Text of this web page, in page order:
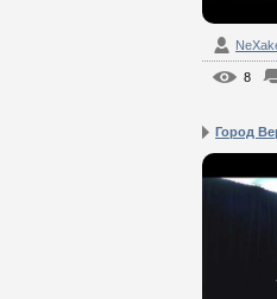
8
Город